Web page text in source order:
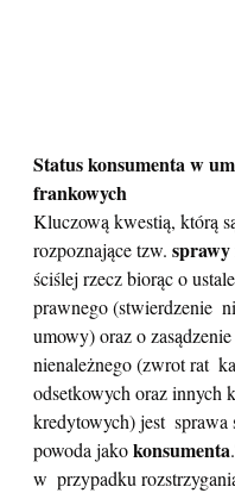
Status konsumenta w
frankowych
Kluczową kwestią, którą
rozpoznające tzw.
ściślej rzecz biorąc o
prawnego (stwierdzenie
umowy) oraz o
nienależnego (zwrot rat
odsetkowych oraz innych
kredytowych) jest  sprawa
powoda jako konsumenta
w  przypadku